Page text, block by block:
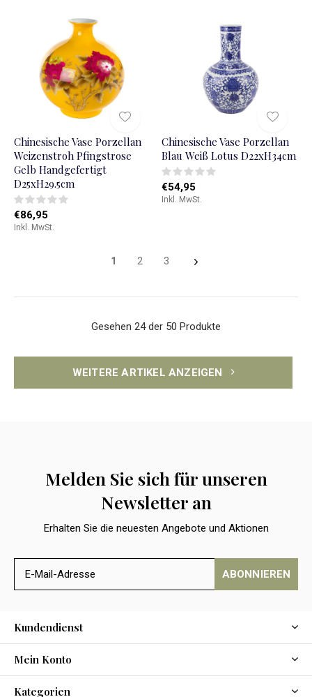
Chinesische Vase Porzellan
Weizenstroh Pfingstrose
Gelb Handgefertigt
D25xH29.5cm
€86,95
Inkl. MwSt.
Chinesische Vase Porzellan
Blau Weiß Lotus D22xH34cm
€54,95
Inkl. MwSt.
1 2 3
Gesehen 24 der 50 Produkte
WEITERE ARTIKEL ANZEIGEN
Melden Sie sich für unseren
Newsletter an
Erhalten Sie die neuesten Angebote und Aktionen
ABONNIEREN
Kundendienst
Mein Konto
Kategorien